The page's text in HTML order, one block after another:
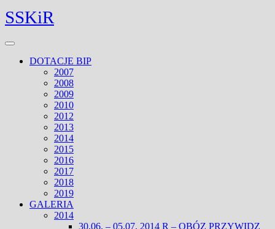
Skip
to
Facebook
Twitter
SSKiR
Open
DOTACJE BIP
2007
2008
2009
2010
2012
2013
2014
2015
2016
2017
2018
2019
GALERIA
2014
30.06. – 05.07. 2014 R – OBÓZ PRZYWIDZ